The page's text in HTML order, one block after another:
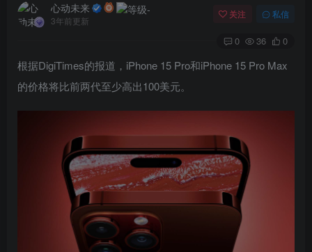
心动未来
3年前更新
关注 私信
0 36 0
根据DigiTimes的报道，iPhone 15 Pro和‌iPhone 15 Pro‌ Max
的价格将比前两代至少高出100美元。